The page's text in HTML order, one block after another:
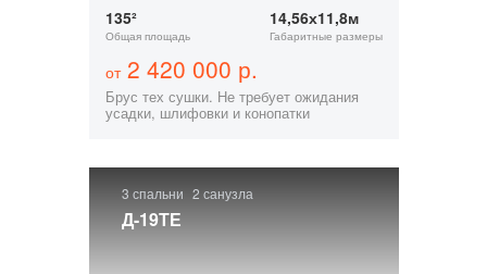
135²
Общая площадь
14,56х11,8м
Габаритные размеры
от2 420 000 р.
Брус тех сушки. Не требует ожидания
усадки, шлифовки и конопатки
3 спальни 2 санузла
Д-19ТЕ